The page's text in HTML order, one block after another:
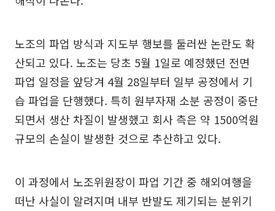
노조의 파업 방식과 지도부 행보를 둘러싼 논란도 확
산되고 있다. 노조는 당초 5월 1일로 예정했던 전면
파업 일정을 앞당겨 4월 28일부터 일부 공정에서 기
습 파업을 단행했다. 특히 원부자재 소분 공정이 중단
되면서 생산 차질이 발생했고 회사 측은 약 1500억원
규모의 손실이 발생한 것으로 추산하고 있다.
이 과정에서 노조위원장이 파업 기간 중 해외여행을
떠난 사실이 알려지며 내부 반발도 제기되는 분위기